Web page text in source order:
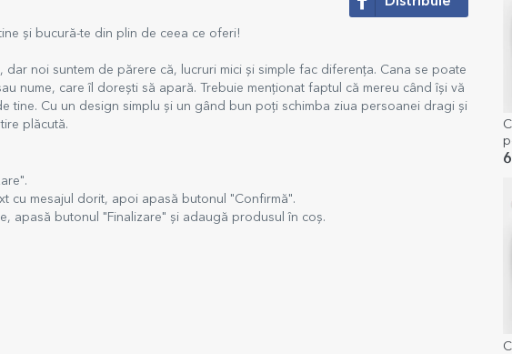
și bucură-te din plin de ceea ce oferi!
noi suntem de părere că, lucruri mici și simple fac diferența. Cana se poate
nume, care îl dorești să apară. Trebuie menționat faptul că mereu când își vă
tine. Cu un design simplu și un gând bun poți schimba ziua persoanei dragi și
plăcută.
cu mesajul dorit, apoi apasă butonul "Confirmă".
apasă butonul "Finalizare" și adaugă produsul în coș.